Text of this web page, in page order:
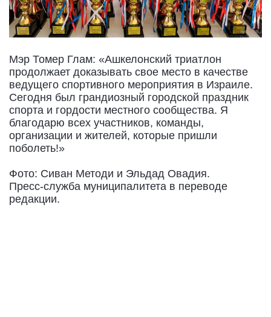
Мэр Томер Глам: «Ашкелонский триатлон
продолжает доказывать свое место в качестве
ведущего спортивного мероприятия в Израиле.
Сегодня был грандиозный городской праздник
спорта и гордости местного сообщества. Я
благодарю всех участников, команды,
организации и жителей, которые пришли
поболеть!»
Фото: Сиван Методи и Эльдад Овадия.
Пресс-служба муниципалитета в переводе
редакции.